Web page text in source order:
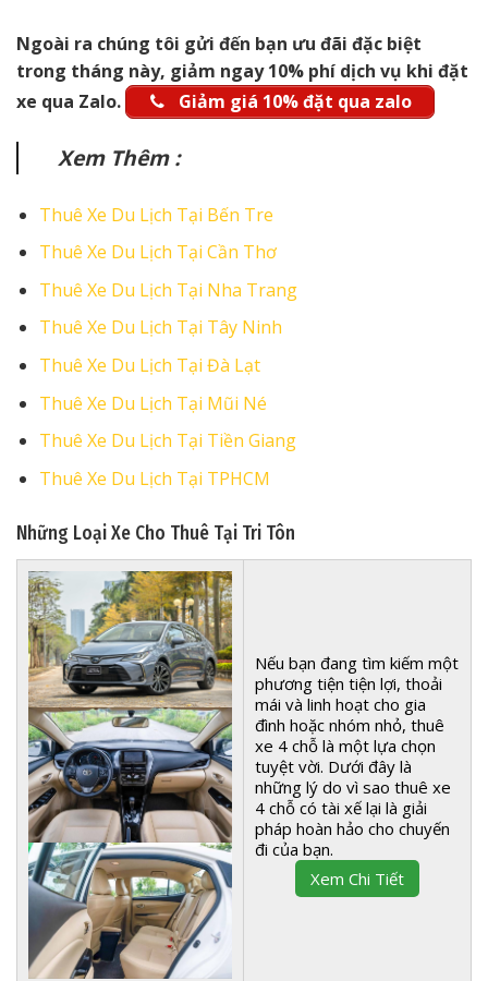
Ngoài ra chúng tôi gửi đến bạn ưu đãi đặc biệt
trong tháng này, giảm ngay 10% phí dịch vụ khi đặt
xe qua Zalo.
Giảm giá 10% đặt qua zalo
Xem Thêm :
Thuê Xe Du Lịch Tại Bến Tre
Thuê Xe Du Lịch Tại Cần Thơ
Thuê Xe Du Lịch Tại Nha Trang
Thuê Xe Du Lịch Tại Tây Ninh
Thuê Xe Du Lịch Tại Đà Lạt
Thuê Xe Du Lịch Tại Mũi Né
Thuê Xe Du Lịch Tại Tiền Giang
Thuê Xe Du Lịch Tại TPHCM
Những Loại Xe Cho Thuê Tại Tri Tôn
Nếu bạn đang tìm kiếm một
phương tiện tiện lợi, thoải
mái và linh hoạt cho gia
đình hoặc nhóm nhỏ, thuê
xe 4 chỗ là một lựa chọn
tuyệt vời. Dưới đây là
những lý do vì sao thuê xe
4 chỗ có tài xế lại là giải
pháp hoàn hảo cho chuyến
đi của bạn.
Xem Chi Tiết